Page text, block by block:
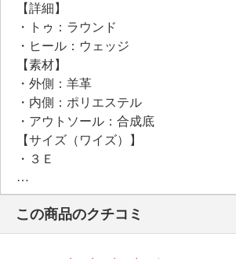
深い切り込みを入れた（約１．５〜２
材の超軽量タイプで、屈曲性も良好。
厚みもあるのでフラットな履き心地な
ップ見えも期待できます。
日本の職人がお作りしたジャパンメイ
【詳細】
・トゥ：ラウンド
・ヒール：ウェッジ
【素材】
・外側：羊革
・内側：ポリエステル
・アウトソール：合成底
【サイズ（ワイズ）】
・３Ｅ
【サイズ（その他）】
・ヒールの高さ：約４ｃｍ
・前底厚み：約１ｃｍ
・前側着地点厚み：約１．５ｃｍ
この商品のクチコミ